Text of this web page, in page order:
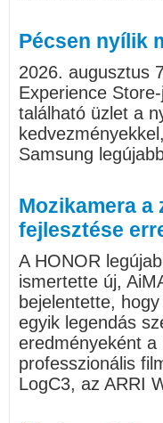
Pécsen nyílik
2026. augusztus
Experience
található üzlet a
Samsung
Mozikamera a
fejlesztése
A HONOR
ismertette új,
bejelentette,
egyik legendás
eredményeként a
professzionális
LogC3, az ARRI